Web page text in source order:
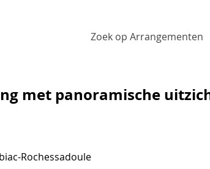
Zoek op Arrangementen
met panoramische
Rochessadoule